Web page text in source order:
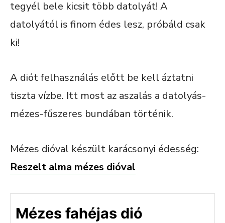
tegyél bele kicsit több datolyát! A
datolyától is finom édes lesz, próbáld csak
ki!
A diót felhasználás előtt be kell áztatni
tiszta vízbe. Itt most az aszalás a datolyás-
mézes-fűszeres bundában történik.
Mézes dióval készült karácsonyi édesség:
Reszelt alma mézes dióval
Mézes fahéjas dió